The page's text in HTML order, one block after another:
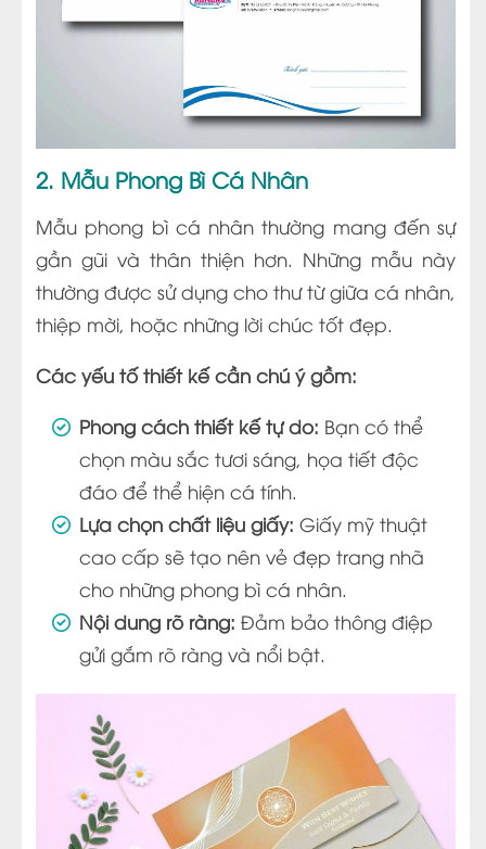
2. Mẫu Phong Bì Cá Nhân
Mẫu phong bì cá nhân thường mang đến sự
gần gũi và thân thiện hơn. Những mẫu này
thường được sử dụng cho thư từ giữa cá nhân,
thiệp mời, hoặc những lời chúc tốt đẹp.
Các yếu tố thiết kế cần chú ý gồm:
Phong cách thiết kế tự do: Bạn có thể
chọn màu sắc tươi sáng, họa tiết độc
đáo để thể hiện cá tính.
Lựa chọn chất liệu giấy: Giấy mỹ thuật
cao cấp sẽ tạo nên vẻ đẹp trang nhã
cho những phong bì cá nhân.
Nội dung rõ ràng: Đảm bảo thông điệp
gửi gắm rõ ràng và nổi bật.